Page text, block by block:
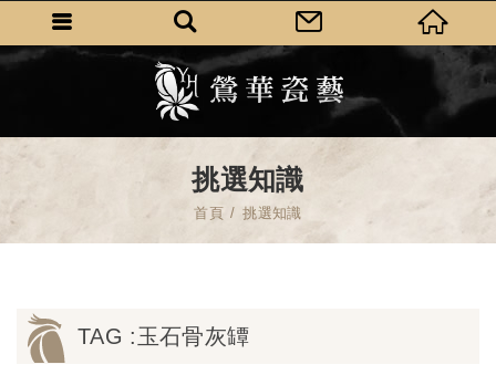
挑選知識
首頁 挑選知識
TAG :玉石骨灰罈